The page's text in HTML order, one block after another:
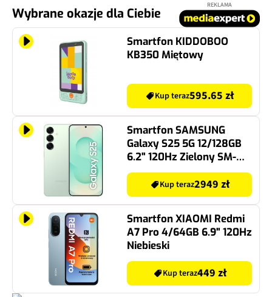
Wybrane okazje dla Ciebie
REKLAMA
Smartfon KIDDOBOO
KB350 Miętowy
Kup teraz595.65 zł
Smartfon SAMSUNG
Galaxy S25 5G 12/128GB
6.2" 120Hz Zielony SM-
S931
Kup teraz2949 zł
Smartfon XIAOMI Redmi
A7 Pro 4/64GB 6.9" 120Hz
Niebieski
Kup teraz449 zł